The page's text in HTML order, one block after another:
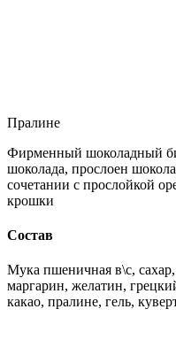
Пралине
Фирменный шоколадный
шоколада, прослоен
сочетании с прослойкой
крошки
Состав
Мука пшеничная в\с,
маргарин, желатин,
какао, пралине, гель,